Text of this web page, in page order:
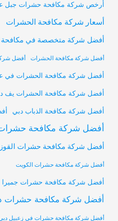
أرخص شركة مكافحة حشرات جبل
أسعار شركة مكافحة الحشرات
أفضل شركة متخصصة في مكافحة
أفضل شركة مكافحة الحشرات أفضل
أفضل شركة مكافحة الحشرات في
أفضل شركة مكافحة الحشرات يف
أفضل شركة مكافحة الذباب دبي
أفضل شركة مكافحة
أفضل شركة مكافحة حشرات
أفضل شركة مكافحة حشرات الكويت
أفضل شركة مكافحة حشرات جميرا
أفضل شركة مكافحة حشرات
أفضل شركة مكافحة حشرات في زعبيل